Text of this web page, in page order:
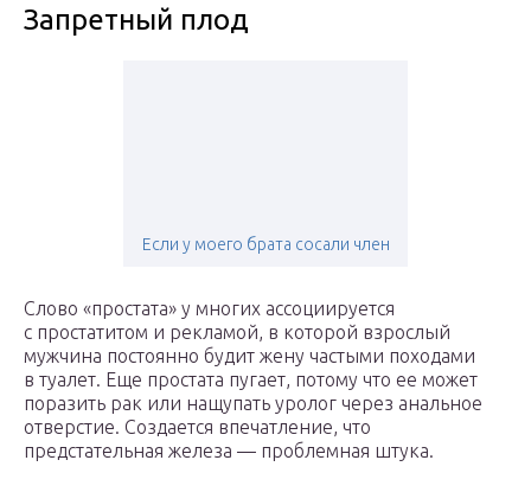
Запретный плод
Если у моего брата сосали член
Слово «простата» у многих ассоциируется
с простатитом и рекламой, в которой взрослый
мужчина постоянно будит жену частыми походами
в туалет. Еще простата пугает, потому что ее может
поразить рак или нащупать уролог через анальное
отверстие. Создается впечатление, что
предстательная железа — проблемная штука.